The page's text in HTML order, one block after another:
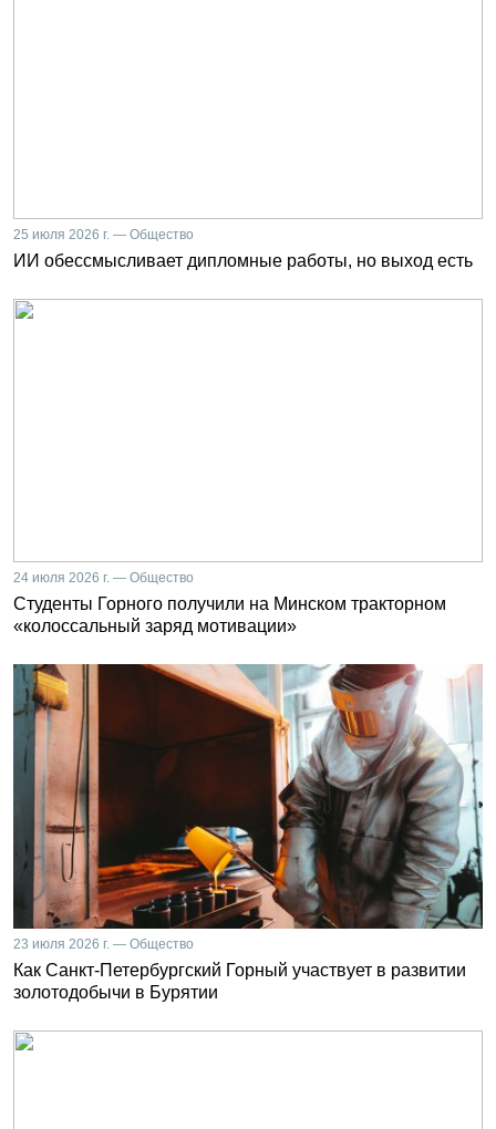
25 июля 2026 г. — Общество
ИИ обессмысливает дипломные работы, но выход есть
24 июля 2026 г. — Общество
Студенты Горного получили на Минском тракторном
«колоссальный заряд мотивации»
23 июля 2026 г. — Общество
Как Санкт-Петербургский Горный участвует в развитии
золотодобычи в Бурятии